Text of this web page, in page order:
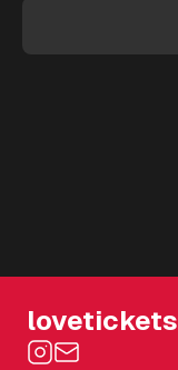
lovetickets